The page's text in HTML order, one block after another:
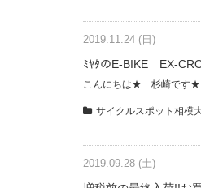
2019.11.24 (日)
ﾐﾔﾀのE-BIKE EX-
こんにちは★ 杉崎です★
サイクルスポット相模
2019.09.28 (土)